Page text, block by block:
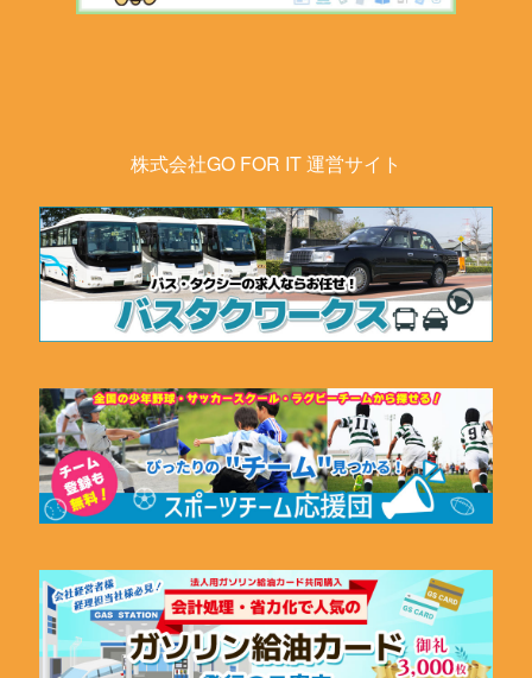
株式会社GO FOR IT 運営サイト